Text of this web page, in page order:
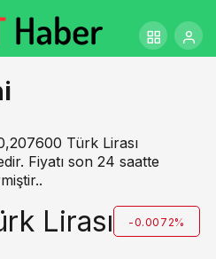
Türk Lirası
Fiyatı son 24 saatte
Lirası -0.0072%